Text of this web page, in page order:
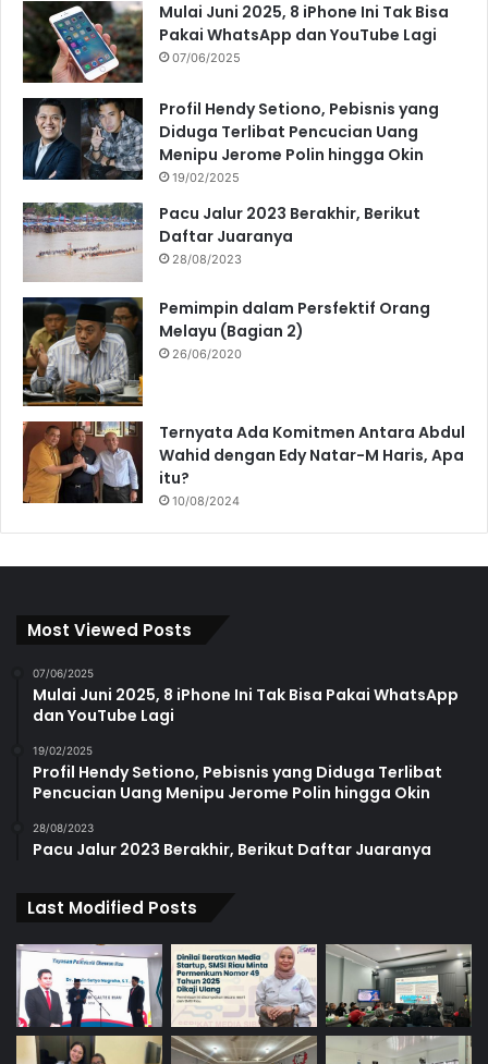
Mulai Juni 2025, 8 iPhone Ini Tak Bisa
Pakai WhatsApp dan YouTube Lagi
07/06/2025
Profil Hendy Setiono, Pebisnis yang
Diduga Terlibat Pencucian Uang
Menipu Jerome Polin hingga Okin
19/02/2025
Pacu Jalur 2023 Berakhir, Berikut
Daftar Juaranya
28/08/2023
Pemimpin dalam Persfektif Orang
Melayu (Bagian 2)
26/06/2020
Ternyata Ada Komitmen Antara Abdul
Wahid dengan Edy Natar-M Haris, Apa
itu?
10/08/2024
Most Viewed Posts
07/06/2025
Mulai Juni 2025, 8 iPhone Ini Tak Bisa Pakai WhatsApp
dan YouTube Lagi
19/02/2025
Profil Hendy Setiono, Pebisnis yang Diduga Terlibat
Pencucian Uang Menipu Jerome Polin hingga Okin
28/08/2023
Pacu Jalur 2023 Berakhir, Berikut Daftar Juaranya
Last Modified Posts